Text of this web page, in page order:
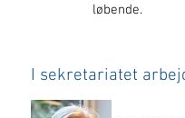
løbende.
I sekretariatet